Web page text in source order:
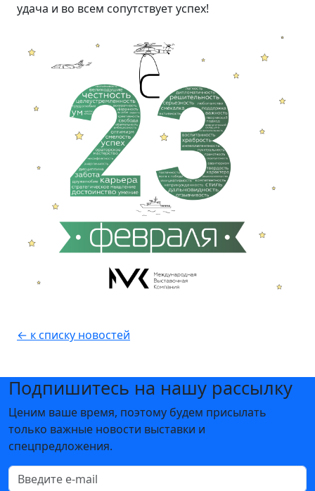
удача и во всем сопутствует успех!
← к списку новостей
Подпишитесь на нашу рассылку
Ценим ваше время, поэтому будем присылать
только важные новости выставки и
спецпредложения.